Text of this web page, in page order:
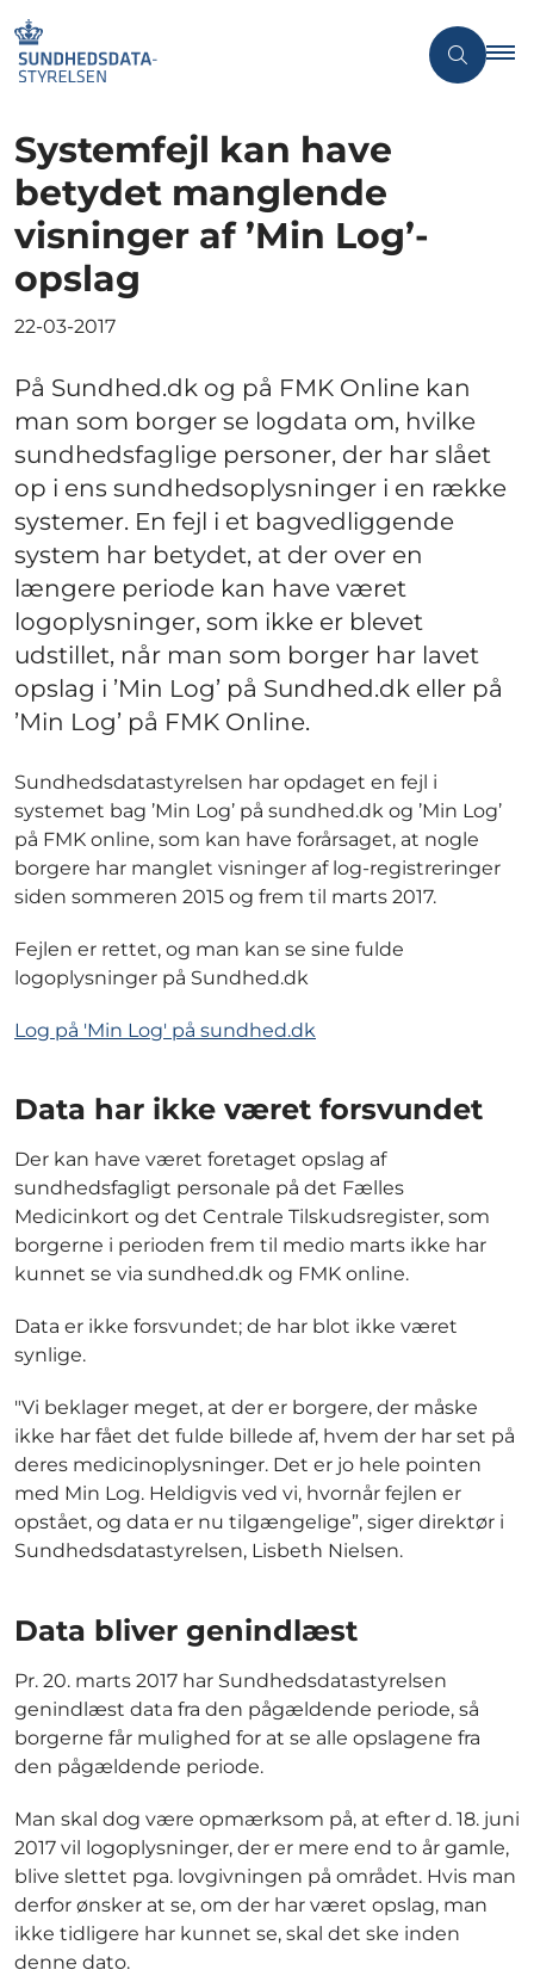
Systemfejl kan have
betydet manglende
visninger af ’Min Log’-
opslag
22-03-2017
På Sundhed.dk og på FMK Online kan
man som borger se logdata om, hvilke
sundhedsfaglige personer, der har slået
op i ens sundhedsoplysninger i en række
systemer. En fejl i et bagvedliggende
system har betydet, at der over en
længere periode kan have været
logoplysninger, som ikke er blevet
udstillet, når man som borger har lavet
opslag i ’Min Log’ på Sundhed.dk eller på
’Min Log’ på FMK Online.
Sundhedsdatastyrelsen har opdaget en fejl i
systemet bag ’Min Log’ på sundhed.dk og ’Min Log’
på FMK online, som kan have forårsaget, at nogle
borgere har manglet visninger af log-registreringer
siden sommeren 2015 og frem til marts 2017.
Fejlen er rettet, og man kan se sine fulde
logoplysninger på Sundhed.dk
Log på 'Min Log' på sundhed.dk
Data har ikke været forsvundet
Der kan have været foretaget opslag af
sundhedsfagligt personale på det Fælles
Medicinkort og det Centrale Tilskudsregister, som
borgerne i perioden frem til medio marts ikke har
kunnet se via sundhed.dk og FMK online.
Data er ikke forsvundet; de har blot ikke været
synlige.
"Vi beklager meget, at der er borgere, der måske
ikke har fået det fulde billede af, hvem der har set på
deres medicinoplysninger. Det er jo hele pointen
med Min Log. Heldigvis ved vi, hvornår fejlen er
opstået, og data er nu tilgængelige”, siger direktør i
Sundhedsdatastyrelsen, Lisbeth Nielsen.
Data bliver genindlæst
Pr. 20. marts 2017 har Sundhedsdatastyrelsen
genindlæst data fra den pågældende periode, så
borgerne får mulighed for at se alle opslagene fra
den pågældende periode.
Man skal dog være opmærksom på, at efter d. 18. juni
2017 vil logoplysninger, der er mere end to år gamle,
blive slettet pga. lovgivningen på området. Hvis man
derfor ønsker at se, om der har været opslag, man
ikke tidligere har kunnet se, skal det ske inden
denne dato.